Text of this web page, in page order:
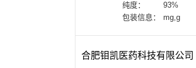
纯度：
93%
包装信息：
mg,g
合肥钼凯医药科技有限公司